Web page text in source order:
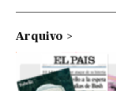
Arquivo